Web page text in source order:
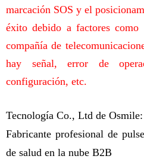
marcación SOS y el
éxito debido a factores
compañía de
hay señal, error de
configuración, etc.
Tecnología Co., Ltd de Osmile:
Fabricante profesional de
de salud en la nube B2B